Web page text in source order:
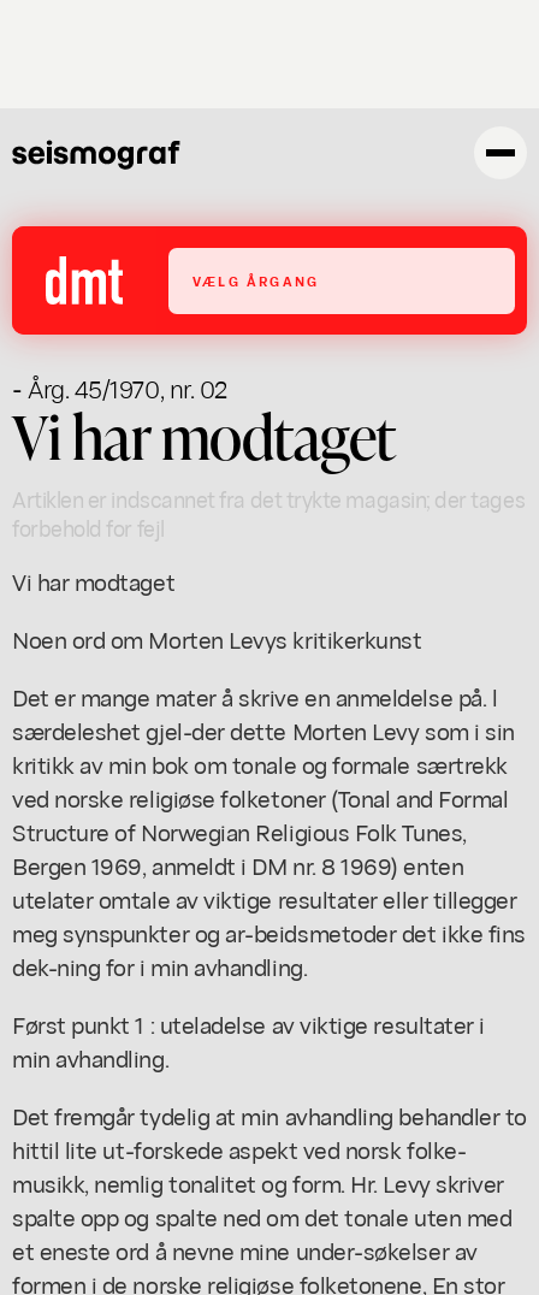
VÆLG ÅRGANG
- Årg. 45/1970, nr. 02
Vi har modtaget
Artiklen er indscannet fra det trykte magasin; der tages
forbehold for fejl
Vi har modtaget
Noen ord om Morten Levys kritikerkunst
Det er mange mater å skrive en anmeldelse på. l
særdeleshet gjel-der dette Morten Levy som i sin
kritikk av min bok om tonale og formale særtrekk
ved norske religiøse folketoner (Tonal and Formal
Structure of Norwegian Religious Folk Tunes,
Bergen 1969, anmeldt i DM nr. 8 1969) enten
utelater omtale av viktige resultater eller tillegger
meg synspunkter og ar-beidsmetoder det ikke fins
dek-ning for i min avhandling.
Først punkt 1 : uteladelse av viktige resultater i
min avhandling.
Det fremgår tydelig at min avhandling behandler to
hittil lite ut-forskede aspekt ved norsk folke-
musikk, nemlig tonalitet og form. Hr. Levy skriver
spalte opp og spalte ned om det tonale uten med
et eneste ord å nevne mine under-søkelser av
formen i de norske religiøse folketonene, En stor